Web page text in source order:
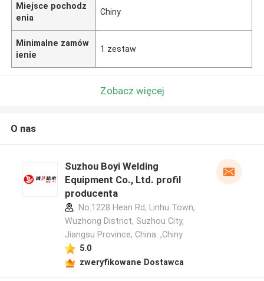
Miejsce pochodz
enia
Chiny
Minimalne zamów
ienie
1 zestaw
Zobacz więcej
O nas
Suzhou Boyi Welding
Equipment Co., Ltd. profil
producenta
No.1228 Hean Rd, Linhu Town,
Wuzhong District, Suzhou City,
Jiangsu Province, China. ,Chiny
5.0
zweryfikowane Dostawca